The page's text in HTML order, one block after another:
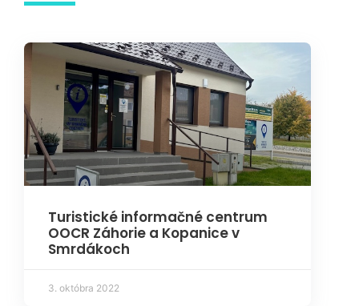
Turistické informačné centrum
OOCR Záhorie a Kopanice v
Smrdákoch
3. októbra 2022